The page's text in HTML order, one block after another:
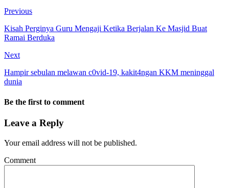
Previous
Kisah Perginya Guru Mengaji Ketika Berjalan Ke Masjid Buat
Ramai Berduka
Next
Hampir sebulan melawan c0vid-19, kakit4ngan KKM meninggal
dunia
Be the first to comment
Leave a Reply
Your email address will not be published.
Comment